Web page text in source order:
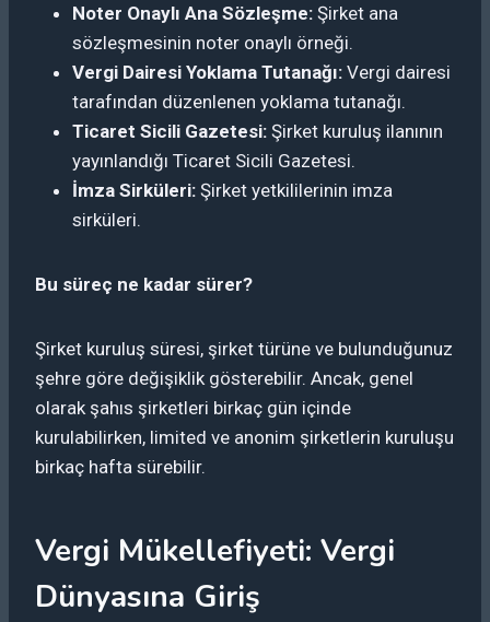
Noter Onaylı Ana Sözleşme: Şirket ana
sözleşmesinin noter onaylı örneği.
Vergi Dairesi Yoklama Tutanağı: Vergi dairesi
tarafından düzenlenen yoklama tutanağı.
Ticaret Sicili Gazetesi: Şirket kuruluş ilanının
yayınlandığı Ticaret Sicili Gazetesi.
İmza Sirküleri: Şirket yetkililerinin imza
sirküleri.
Bu süreç ne kadar sürer?
Şirket kuruluş süresi, şirket türüne ve bulunduğunuz
şehre göre değişiklik gösterebilir. Ancak, genel
olarak şahıs şirketleri birkaç gün içinde
kurulabilirken, limited ve anonim şirketlerin kuruluşu
birkaç hafta sürebilir.
Vergi Mükellefiyeti: Vergi
Dünyasına Giriş